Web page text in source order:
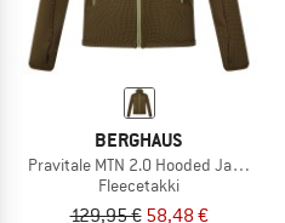
BERGHAUS
Pravitale MTN 2.0 Hooded Jacket
Fleecetakki
129,95 € 58,48 €